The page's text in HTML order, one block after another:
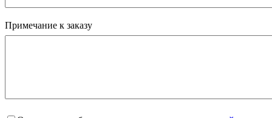
Примечание к заказу